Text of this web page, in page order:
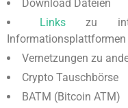
Download Dateien
Linkszu
Informationsplattformen
Vernetzungen zu
Crypto Tauschbörse
BATM (Bitcoin ATM)